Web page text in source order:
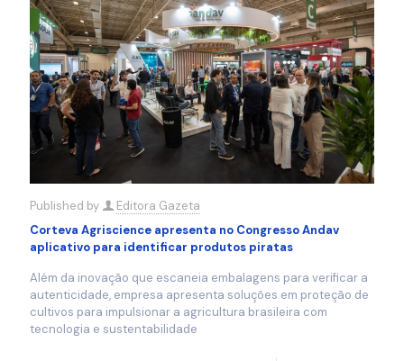
Published by
Editora Gazeta
Corteva Agriscience apresenta no Congresso Andav
aplicativo para identificar produtos piratas
Além da inovação que escaneia embalagens para verificar a
autenticidade, empresa apresenta soluções em proteção de
cultivos para impulsionar a agricultura brasileira com
tecnologia e sustentabilidade